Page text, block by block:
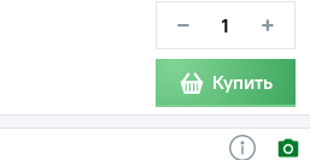
− +
Купить